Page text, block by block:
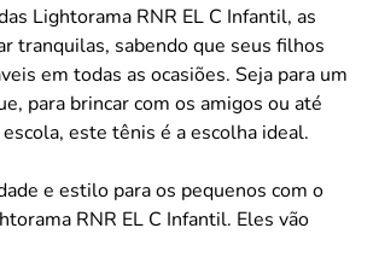
Lightorama RNR EL C Infantil, as
tranquilas, sabendo que seus filhos
em todas as ocasiões. Seja para um
para brincar com os amigos ou até
este tênis é a escolha ideal.
e estilo para os pequenos com o
RNR EL C Infantil. Eles vão